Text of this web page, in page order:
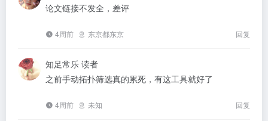
论文链接不发全，差评
4周前 东京都东京 回复
知足常乐 读者
之前手动拓扑筛选真的累死，有这工具就好了
4周前 未知 回复